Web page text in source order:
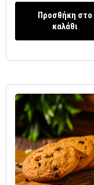
Προσθήκη στο
καλάθι